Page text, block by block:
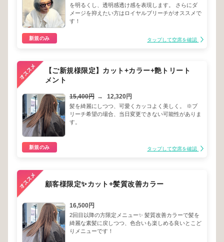
を明るくし、透明感透け感を表現します。 さらにダ
メージを抑えたい方はロイヤルブリーチがオススメで
す！
新規のみ タップして空席を確認
【ご新規様限定】カット+カラー+艶トリート
メント
15,400円 → 12,320円
髪を綺麗にしつつ、可愛くカッコよく美しく。 ※ブ
リーチ希望の場合、当日変更できない可能性がありま
す。
新規のみ タップして空席を確認
顧客様限定✨カット+髪質改善カラー
16,500円
2回目以降の方限定メニュー✨ 髪質改善カラーで髪を
綺麗な素髪に戻しつつ、色合いも楽しめる良いとこど
りメニューです！